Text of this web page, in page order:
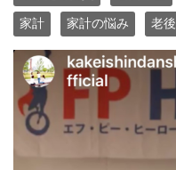
家計 家計の悩み 老後